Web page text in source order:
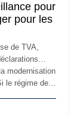
pour
pour les
de TVA,
modernisation
le régime de